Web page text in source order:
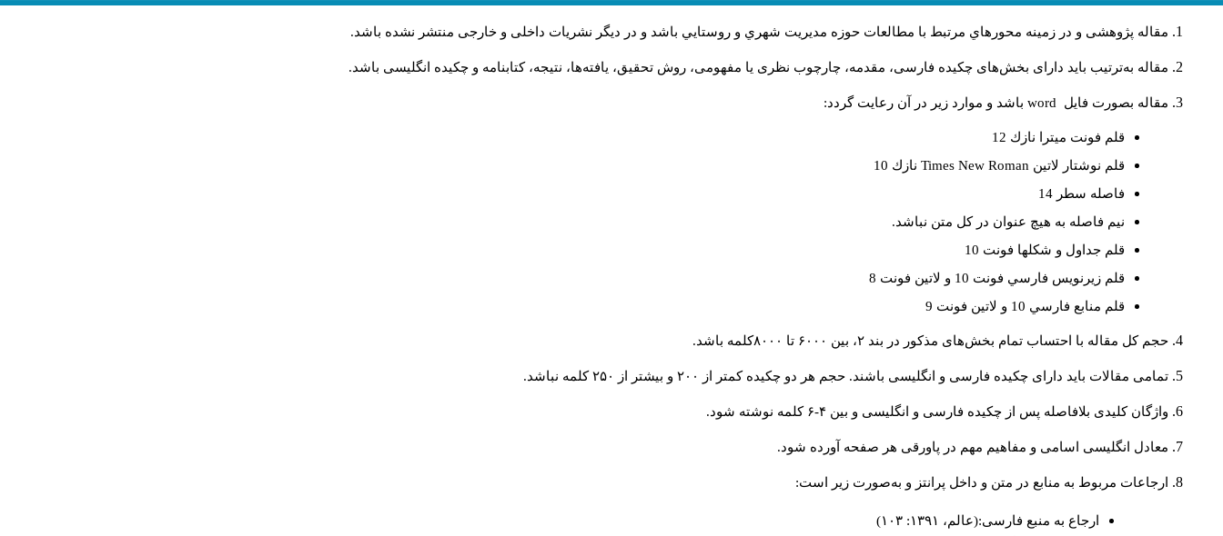
مقاله پژوهشی و در زمینه محورهاي مرتبط با مطالعات حوزه مديريت شهري و روستايي باشد و در دیگر نشریات داخلی و خارجی منتشر نشده باشد.
مقاله به‌ترتیب باید دارای بخش‌های چکیده فارسی، مقدمه، چارچوب نظری یا مفهومی، روش تحقیق، یافته‌ها، نتیجه، کتابنامه و چکیده انگلیسی باشد.
مقاله بصورت فايل word باشد و موارد زير در آن رعايت گردد:
قلم فونت ميترا نازك 12
قلم نوشتار لاتين Times New Roman نازك 10
فاصله سطر 14
نيم فاصله به هيچ عنوان در كل متن نباشد.
قلم جداول و شكلها فونت 10
قلم زيرنويس فارسي فونت 10 و لاتين فونت 8
قلم منابع فارسي 10 و لاتين فونت 9
حجم کل مقاله با احتساب تمام بخش‌های مذکور در بند ۲، بین ۶۰۰۰ تا ۸۰۰۰کلمه باشد.
تمامی مقالات باید دارای چکیده فارسی و انگلیسی باشند. حجم هر دو چکیده کمتر از ۲۰۰ و بیشتر از ۲۵۰ کلمه نباشد.
واژگان کلیدی بلافاصله پس از چکیده فارسی و انگلیسی و بین ۴-۶ کلمه نوشته شود.
معادل انگلیسی اسامی و مفاهیم مهم در پاورقی هر صفحه آورده شود.
ارجاعات مربوط به منابع در متن و داخل پرانتز و به‌صورت زیر است:
ارجاع به منبع فارسی:(عالم، ۱۳۹۱: ۱۰۳)